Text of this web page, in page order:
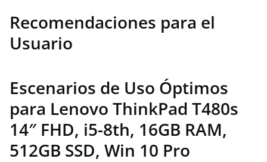
Recomendaciones para el
Usuario
Escenarios de Uso Óptimos
para Lenovo ThinkPad T480s
14″ FHD, i5-8th, 16GB RAM,
512GB SSD, Win 10 Pro